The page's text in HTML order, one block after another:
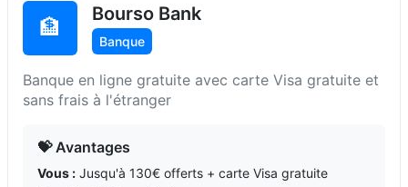
🏦
Bourso Bank
Banque
Banque en ligne gratuite avec carte Visa gratuite et
sans frais à l'étranger
💝 Avantages
Vous : Jusqu'à 130€ offerts + carte Visa gratuite